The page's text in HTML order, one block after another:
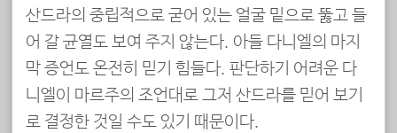
산드라의 중립적으로 굳어 있는 얼굴 밑으로 뚫고 들
어 갈 균열도 보여 주지 않는다. 아들 다니엘의 마지
막 증언도 온전히 믿기 힘들다. 판단하기 어려운 다
니엘이 마르주의 조언대로 그저 산드라를 믿어 보기
로 결정한 것일 수도 있기 때문이다.